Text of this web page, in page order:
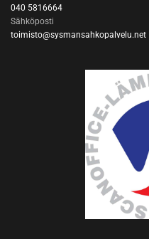
040 5816664
Sähköposti
toimisto@sysmansahkopalvelu.net